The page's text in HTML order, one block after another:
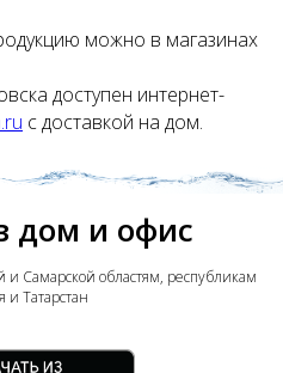
можно в магазинах
доступен интернет-
с доставкой на дом.
дом и офис
и Самарской областям, республикам
Татарстан